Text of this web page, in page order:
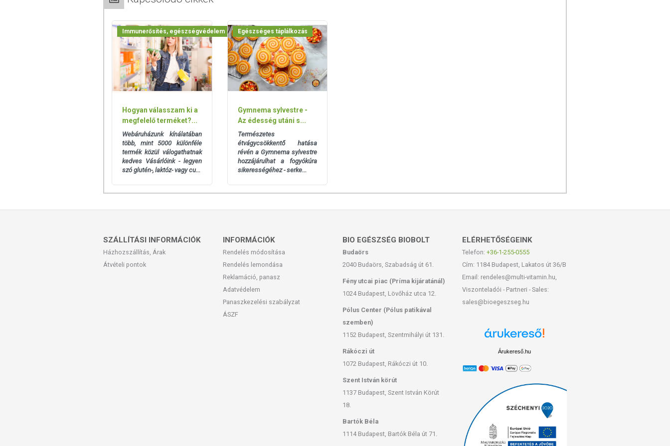
Immunerősítés, egészségvédelem
Hogyan válasszam ki a
megfelelő terméket?...
Webáruházunk kínálatában
több, mint 5000 különféle
termék közül válogathatnak
kedves Vásárlóink - legyen
szó glutén-, laktóz- vagy cu...
Egészséges táplálkozás
Gymnema sylvestre -
Az édesség utáni s...
Természetes
étvágycsökkentő hatása
révén a Gymnema sylvestre
hozzájárulhat a fogyókúra
sikerességéhez - serke...
SZÁLLÍTÁSI INFORMÁCIÓK
Házhozszállítás, Árak
Átvételi pontok
INFORMÁCIÓK
Rendelés módosítása
Rendelés lemondása
Reklamáció, panasz
Adatvédelem
Panaszkezelési szabályzat
ÁSZF
BIO EGÉSZSÉG BIOBOLT
Budaörs
2040 Budaörs, Szabadság út 61.
Fény utcai piac (Príma kijáratánál)
1024 Budapest, Lövőház utca 12.
Pólus Center (Pólus patikával
szemben)
1152 Budapest, Szentmihályi út 131.
Rákóczi út
1072 Budapest, Rákóczi út 10.
Szent István körút
1137 Budapest, Szent István Körút
18.
Bartók Béla
1114 Budapest, Bartók Béla út 71.
ELÉRHETŐSÉGEINK
Telefon: +36-1-255-0555
Cím: 1184 Budapest, Lakatos út 36/B
Email: rendeles@multi-vitamin.hu,
Viszonteladói - Partneri - Sales:
sales@bioegeszseg.hu
Árukereső.hu